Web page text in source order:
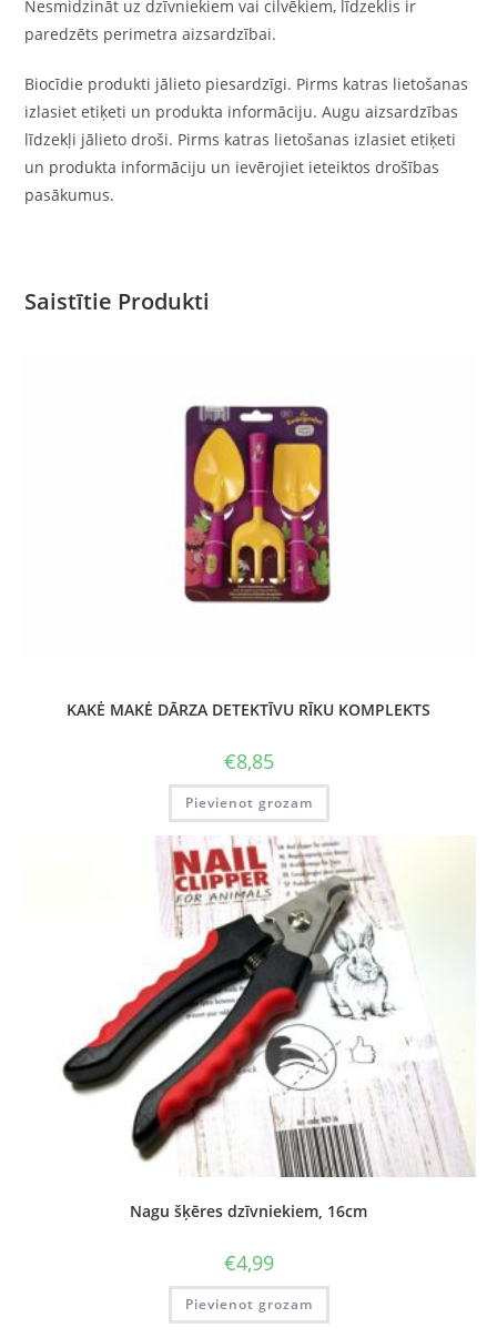
Nesmidzināt uz dzīvniekiem vai cilvēkiem, līdzeklis ir
paredzēts perimetra aizsardzībai.
Biocīdie produkti jālieto piesardzīgi. Pirms katras lietošanas
izlasiet etiķeti un produkta informāciju. Augu aizsardzības
līdzekļi jālieto droši. Pirms katras lietošanas izlasiet etiķeti
un produkta informāciju un ievērojiet ieteiktos drošības
pasākumus.
Saistītie Produkti
KAKĖ MAKĖ DĀRZA DETEKTĪVU RĪKU KOMPLEKTS
€8,85
Pievienot grozam
Nagu šķēres dzīvniekiem, 16cm
€4,99
Pievienot grozam